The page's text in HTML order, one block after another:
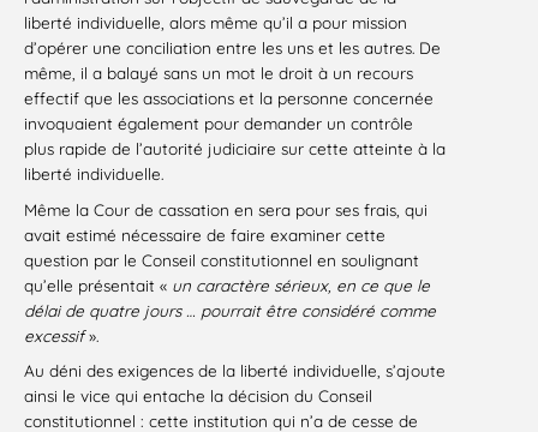
liberté individuelle, alors même qu’il a pour mission
d’opérer une conciliation entre les uns et les autres. De
même, il a balayé sans un mot le droit à un recours
effectif que les associations et la personne concernée
invoquaient également pour demander un contrôle
plus rapide de l’autorité judiciaire sur cette atteinte à la
liberté individuelle.
Même la Cour de cassation en sera pour ses frais, qui
avait estimé nécessaire de faire examiner cette
question par le Conseil constitutionnel en soulignant
qu’elle présentait « un caractère sérieux, en ce que le
délai de quatre jours … pourrait être considéré comme
excessif».
Au déni des exigences de la liberté individuelle, s’ajoute
ainsi le vice qui entache la décision du Conseil
constitutionnel : cette institution qui n’a de cesse de